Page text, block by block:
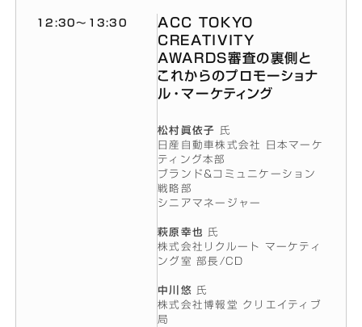
12:30〜13:30
ACC TOKYO
CREATIVITY
AWARDS審査の裏側と
これからのプロモーショナ
ル・マーケティング
松村眞依子
氏
日産自動車株式会社 日本マーケ
ティング本部
ブランド&コミュニケーション
戦略部
シニアマネージャー
萩原幸也
氏
株式会社リクルート マーケティ
ング室 部長/CD
中川悠
氏
株式会社博報堂 クリエイティブ
局